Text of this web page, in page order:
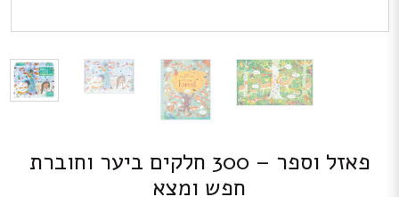
פאזל וספר – 300 חלקים ביער וחוברת
חפש ומצא